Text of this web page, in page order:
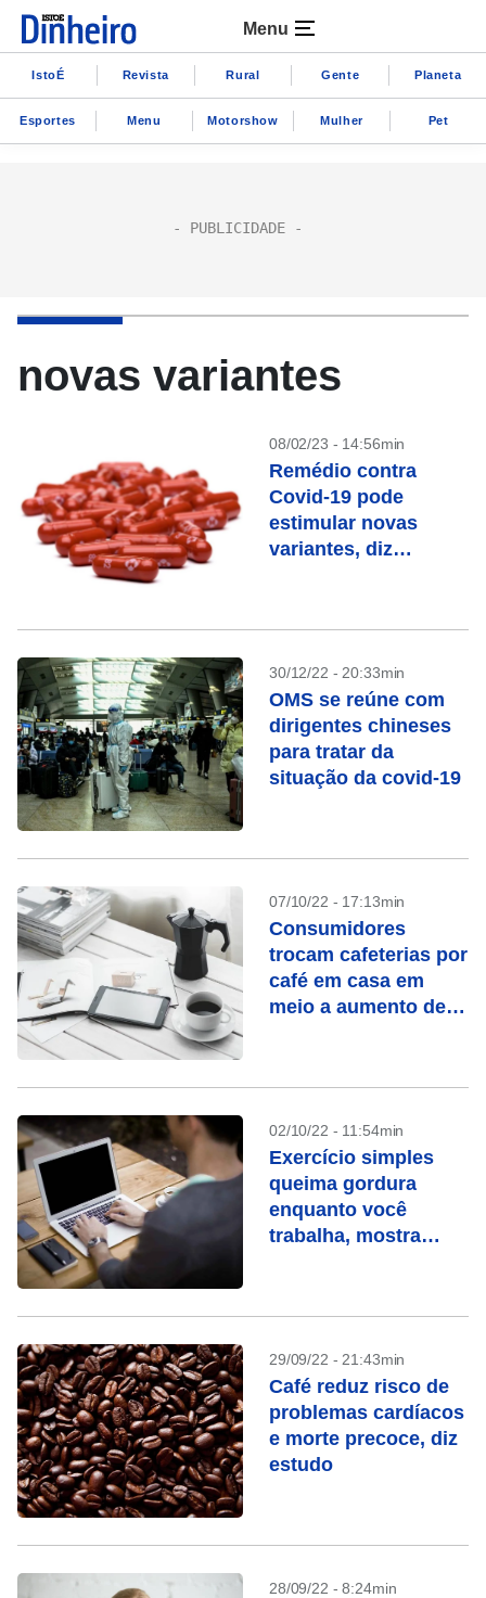
Menu
IstoÉ Revista Rural Gente Planeta
Esportes Menu Motorshow Mulher Pet
novas variantes
08/02/23 - 14:56min
Remédio contra
Covid-19 pode
estimular novas
variantes, diz
30/12/22 - 20:33min
OMS se reúne com
dirigentes chineses
para tratar da
situação da covid-19
07/10/22 - 17:13min
Consumidores
trocam cafeterias por
café em casa em
meio a aumento de
02/10/22 - 11:54min
Exercício simples
queima gordura
enquanto você
trabalha, mostra
29/09/22 - 21:43min
Café reduz risco de
problemas cardíacos
e morte precoce, diz
estudo
28/09/22 - 8:24min